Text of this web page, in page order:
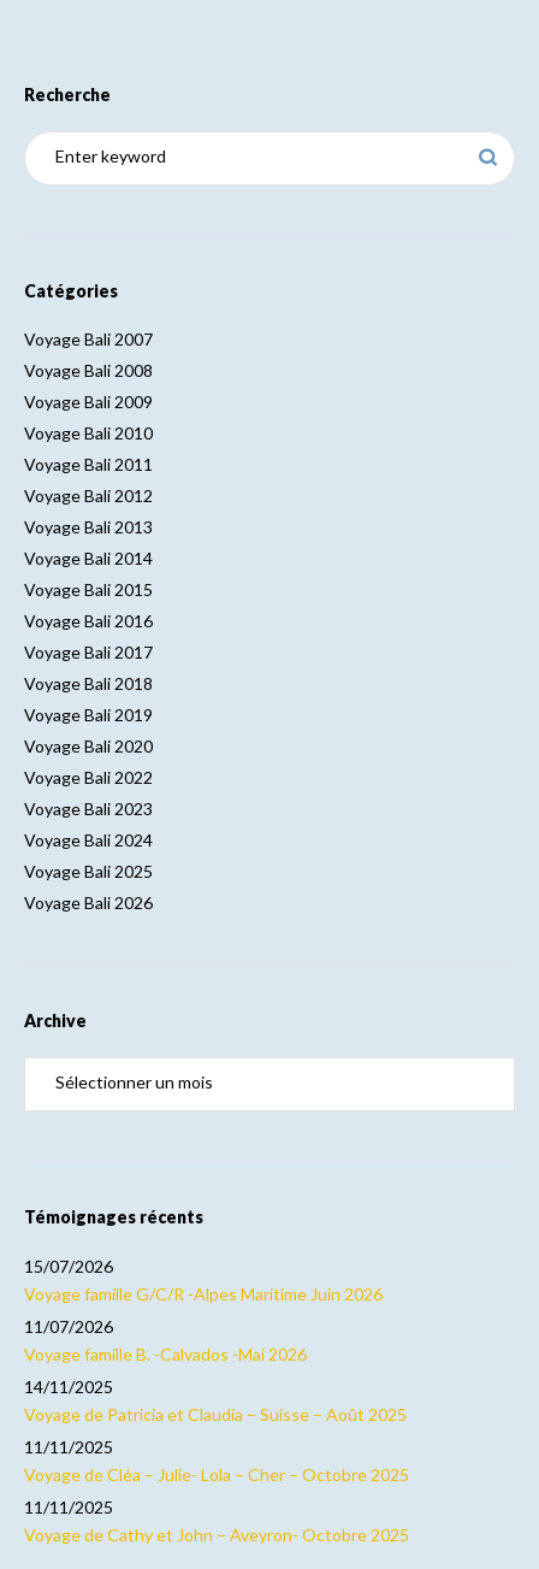
Recherche
Catégories
Voyage Bali 2007
Voyage Bali 2008
Voyage Bali 2009
Voyage Bali 2010
Voyage Bali 2011
Voyage Bali 2012
Voyage Bali 2013
Voyage Bali 2014
Voyage Bali 2015
Voyage Bali 2016
Voyage Bali 2017
Voyage Bali 2018
Voyage Bali 2019
Voyage Bali 2020
Voyage Bali 2022
Voyage Bali 2023
Voyage Bali 2024
Voyage Bali 2025
Voyage Bali 2026
Archive
Témoignages récents
Voyage famille G/C/R -Alpes Maritime Juin 2026
15/07/2026
Voyage famille B. -Calvados -Mai 2026
11/07/2026
Voyage de Patricia et Claudia – Suisse – Août 2025
14/11/2025
Voyage de Cléa – Julie- Lola – Cher – Octobre 2025
11/11/2025
Voyage de Cathy et John – Aveyron- Octobre 2025
11/11/2025